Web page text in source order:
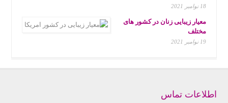
18 نوامبر 2021
معیار زیبایی زنان در کشور های
مختلف
19 نوامبر 2021
اطلاعات تماس